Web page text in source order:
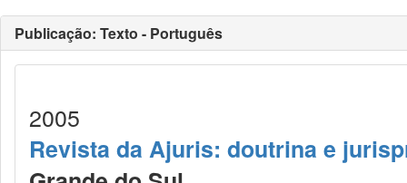
Publicação: Texto - Português
2005
Revista da Ajuris: doutrina e